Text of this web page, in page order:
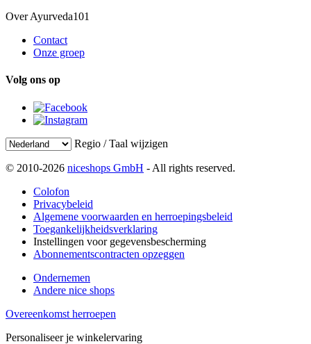
Over Ayurveda101
Contact
Onze groep
Volg ons op
Regio / Taal wijzigen
© 2010-2026 niceshops GmbH - All rights reserved.
Colofon
Privacybeleid
Algemene voorwaarden en herroepingsbeleid
Toegankelijkheidsverklaring
Instellingen voor gegevensbescherming
Abonnementscontracten opzeggen
Ondernemen
Andere nice shops
Overeenkomst herroepen
Personaliseer je winkelervaring